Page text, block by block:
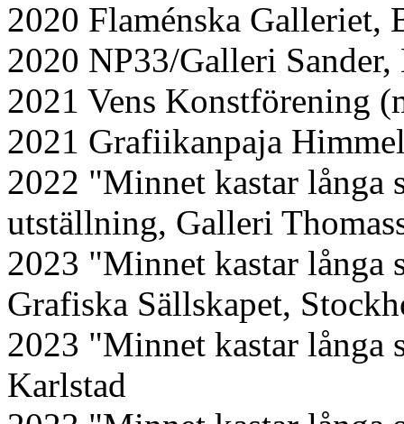
2020 Flaménska Galleriet,
2020 NP33/Galleri
2021 Vens Konstförening
2021 Grafiikanpaja
2022 "Minnet kastar långa
utställning, Galleri
2023 "Minnet kastar långa
Grafiska Sällskapet,
2023 "Minnet kastar
Karlstad